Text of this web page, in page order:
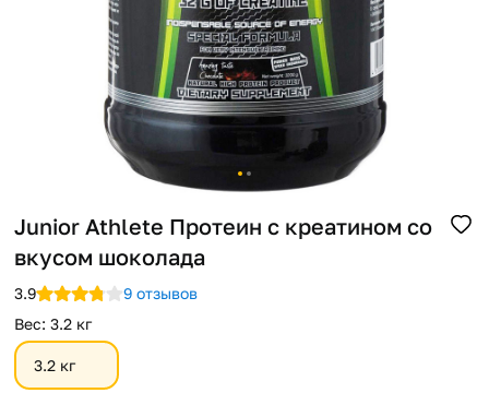
Junior Athlete Протеин с креатином со
вкусом шоколада
3.9
9 отзывов
Вес: 3.2 кг
3.2 кг
Способы доставки
Способы оплаты